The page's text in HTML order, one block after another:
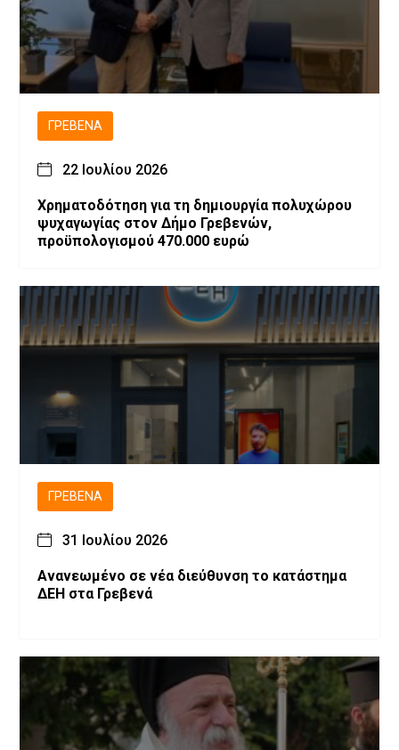
ΓΡΕΒΕΝΆ
22 Ιουλίου 2026
Χρηματοδότηση για τη δημιουργία πολυχώρου
ψυχαγωγίας στον Δήμο Γρεβενών,
προϋπολογισμού 470.000 ευρώ
ΓΡΕΒΕΝΆ
31 Ιουλίου 2026
Ανανεωμένο σε νέα διεύθυνση το κατάστημα
ΔΕΗ στα Γρεβενά